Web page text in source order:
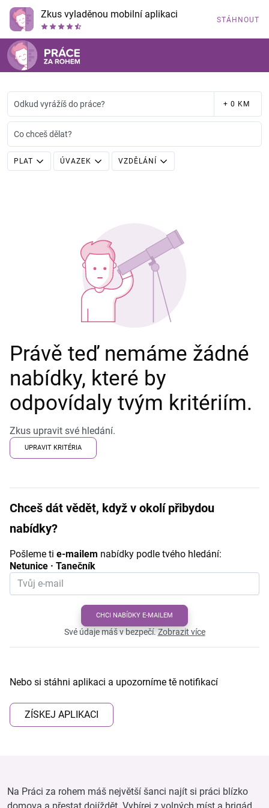
Zkus vyladěnou mobilní aplikaci STÁHNOUT
Odkud vyrážíš do práce? + 0 KM
Co chceš dělat?
PLAT ÚVAZEK VZDĚLÁNÍ
Právě teď nemáme žádné
nabídky, které by
odpovídaly tvým kritériím.
Zkus upravit své hledání.
UPRAVIT KRITÉRIA
Chceš dát vědět, když v okolí přibydou
nabídky?
Pošleme ti e-mailem nabídky podle tvého hledání:
Netunice · Tanečník
CHCI NABÍDKY E-MAILEM
Své údaje máš v bezpečí.Zobrazit více
Nebo si stáhni aplikaci a upozorníme tě notifikací
ZÍSKEJ APLIKACI
Na Práci za rohem máš největší šanci najít si práci blízko
domova a přestat dojíždět. Vybírej z volných míst a brigád